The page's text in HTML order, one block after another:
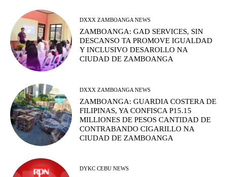
DXXX ZAMBOANGA NEWS
ZAMBOANGA: GAD SERVICES, SIN
DESCANSO TA PROMOVE IGUALDAD
Y INCLUSIVO DESAROLLO NA
CIUDAD DE ZAMBOANGA
DXXX ZAMBOANGA NEWS
ZAMBOANGA: GUARDIA COSTERA DE
FILIPINAS, YA CONFISCA P15.15
MILLIONES DE PESOS CANTIDAD DE
CONTRABANDO CIGARILLO NA
CIUDAD DE ZAMBOANGA
DYKC CEBU NEWS